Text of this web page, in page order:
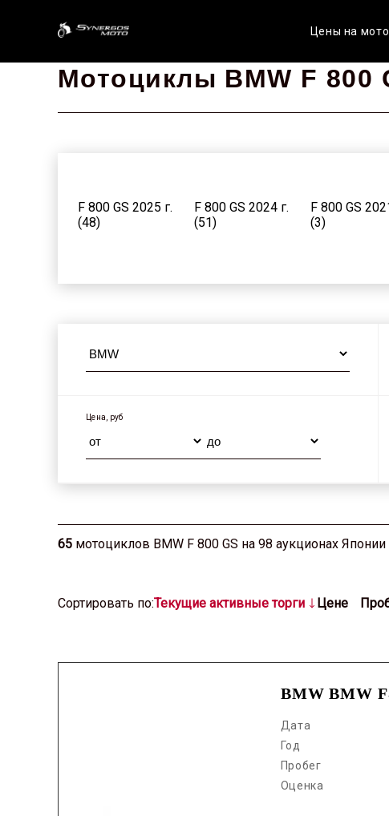
Цены на
Мотоциклы BMW F 800
F 800 GS 2025 г.
(48)
F 800 GS 2024 г.
(51)
F 800 GS
(3)
F 800 GS 1995 г.
Цена, руб
65 мотоциклов BMW F 800 GS на 98 аукционах Японии
Cортировать по:Текущие активные торги Цене
BMW BMW
Дата
Год
Пробег
Оценка